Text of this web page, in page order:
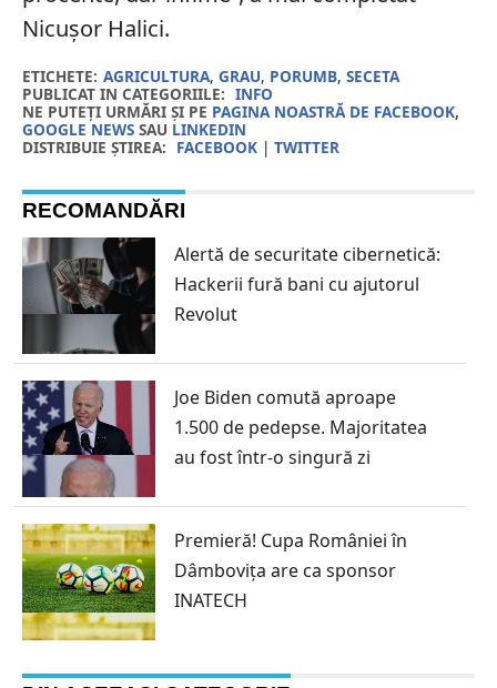
Nicușor Halici.
ETICHETE: AGRICULTURA, GRAU, PORUMB, SECETA
PUBLICAT IN CATEGORIILE: INFO
NE PUTEȚI URMĂRI ȘI PE PAGINA NOASTRĂ DE FACEBOOK,
GOOGLE NEWSSAU LINKEDIN
DISTRIBUIE ȘTIREA: FACEBOOK| TWITTER
RECOMANDĂRI
Alertă de securitate cibernetică:
Hackerii fură bani cu ajutorul
Revolut
Joe Biden comută aproape
1.500 de pedepse. Majoritatea
au fost într-o singură zi
Premieră! Cupa României în
Dâmbovița are ca sponsor
INATECH